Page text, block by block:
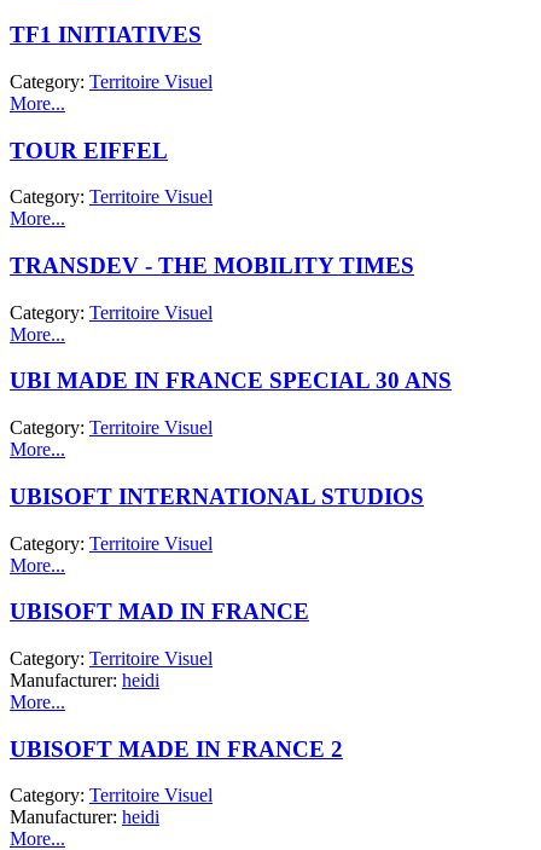
TF1 INITIATIVES
Category: Territoire Visuel
More...
TOUR EIFFEL
Category: Territoire Visuel
More...
TRANSDEV - THE MOBILITY TIMES
Category: Territoire Visuel
More...
UBI MADE IN FRANCE SPECIAL 30 ANS
Category: Territoire Visuel
More...
UBISOFT INTERNATIONAL STUDIOS
Category: Territoire Visuel
More...
UBISOFT MAD IN FRANCE
Category: Territoire Visuel
Manufacturer: heidi
More...
UBISOFT MADE IN FRANCE 2
Category: Territoire Visuel
Manufacturer: heidi
More...